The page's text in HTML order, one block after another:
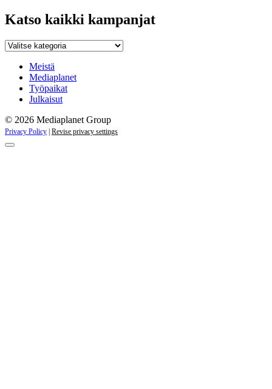
Katso kaikki kampanjat
Katso
kampanjat
Meistä
Mediaplanet
Työpaikat
Julkaisut
© 2026 Mediaplanet Group
Privacy Policy Revise privacy settings